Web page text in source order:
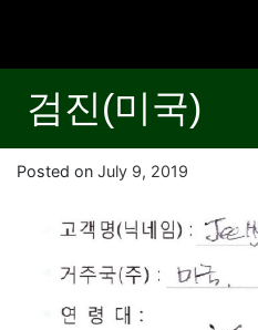
검진(미국)
Posted on July 9, 2019